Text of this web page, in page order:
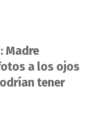
Madre
a los ojos
tener